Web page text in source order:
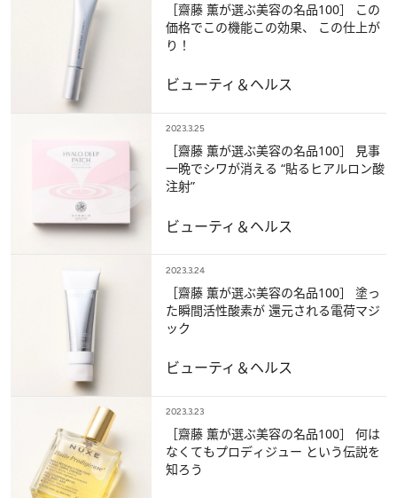
［齋藤 薫が選ぶ美容の名品100］ この
価格でこの機能この効果、 この仕上が
り！
ビューティ＆ヘルス
2023.3.25
［齋藤 薫が選ぶ美容の名品100］ 見事
一晩でシワが消える “貼るヒアルロン酸
注射”
ビューティ＆ヘルス
2023.3.24
［齋藤 薫が選ぶ美容の名品100］ 塗っ
た瞬間活性酸素が 還元される電荷マジ
ック
ビューティ＆ヘルス
2023.3.23
［齋藤 薫が選ぶ美容の名品100］ 何は
なくてもプロディジュー という伝説を
知ろう